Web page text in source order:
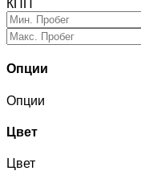
КПП
Опции
Опции
Цвет
Цвет